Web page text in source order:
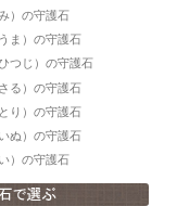
）の守護石
ま）の守護石
つじ）の守護石
る）の守護石
り）の守護石
ぬ）の守護石
）の守護石